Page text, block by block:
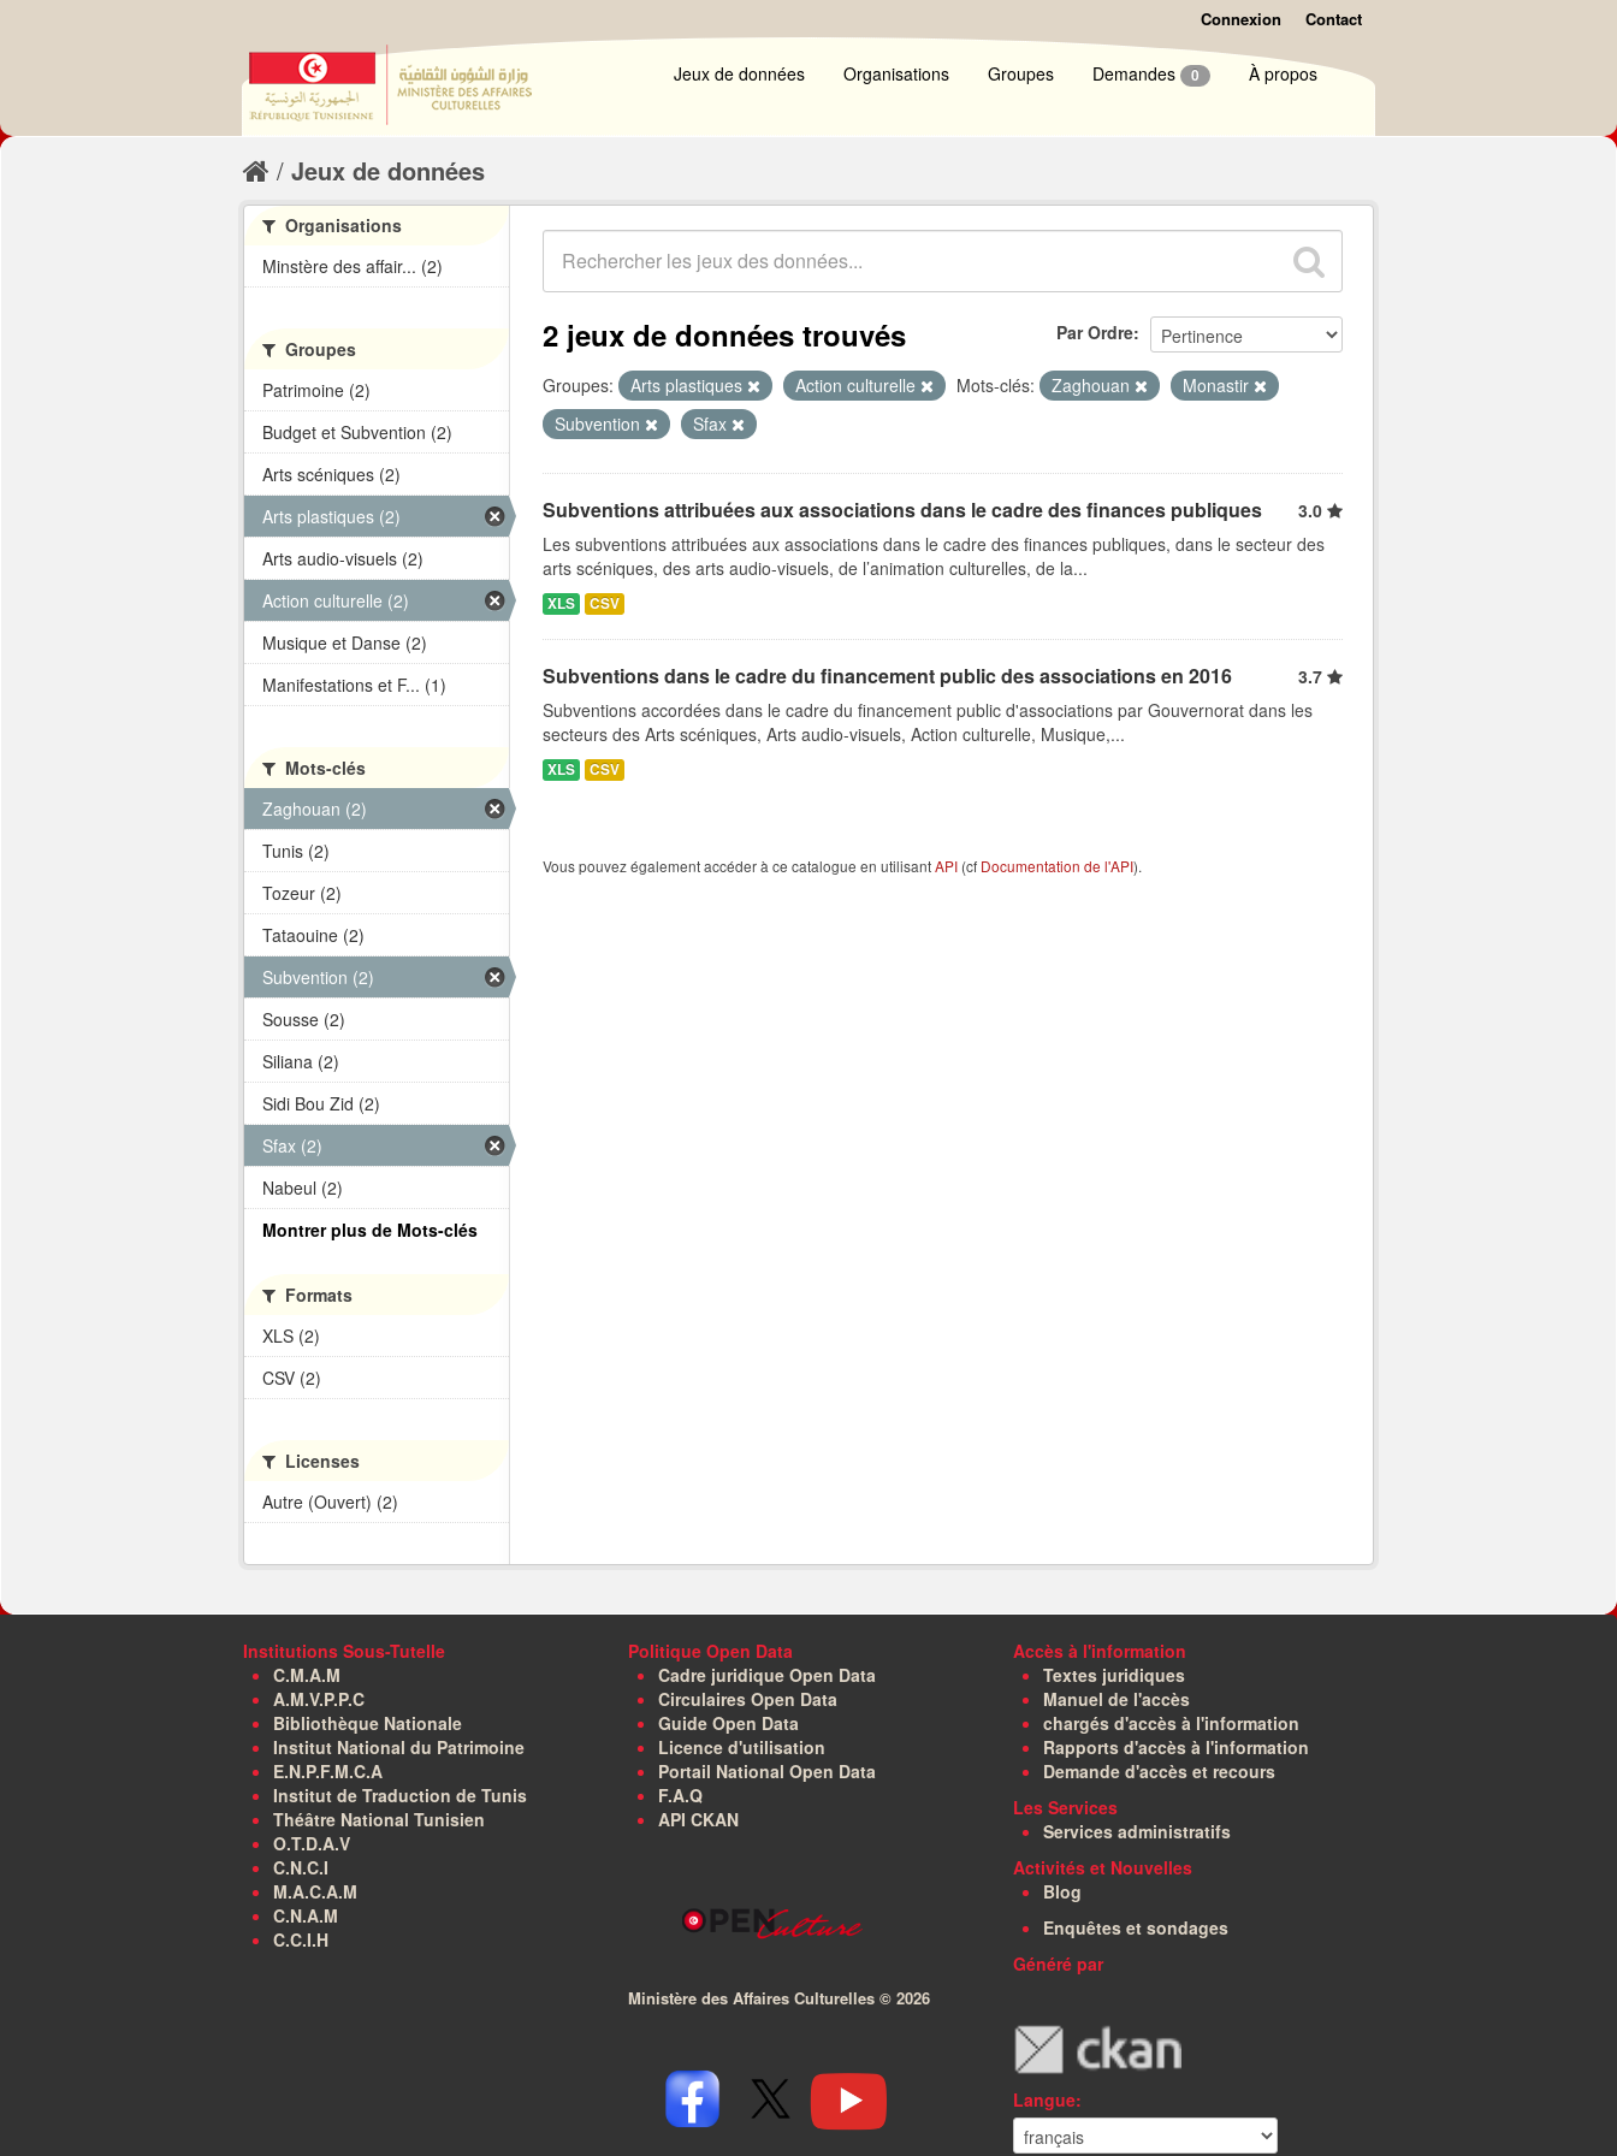
Connexion Contact
Jeux de données Organisations Groupes Demandes 0 À propos
Jeux de données
Par Ordre
2 jeux de données trouvés
Groupes: Arts plastiques Action culturelle Mots-clés: Zaghouan
Monastir
Subvention
Sfax
Subventions attribuées aux associations dans le cadre des finances publiques
3.0
Les subventions attribuées aux associations dans le cadre des finances publiques, dans le secteur des
arts scéniques, des arts audio-visuels, de l’animation culturelles, de la...
XLS CSV
Subventions dans le cadre du financement public des associations en 2016
3.7
Subventions accordées dans le cadre du financement public d'associations par Gouvernorat dans les
secteurs des Arts scéniques, Arts audio-visuels, Action culturelle, Musique,...
XLS CSV
Vous pouvez également accéder à ce catalogue en utilisantAPI (cf Documentation de l'API).
Organisations
Minstère des affair... (2)
Groupes
Patrimoine (2)
Budget et Subvention (2)
Arts scéniques (2)
Arts plastiques (2)
Arts audio-visuels (2)
Action culturelle (2)
Musique et Danse (2)
Manifestations et F... (1)
Mots-clés
Zaghouan (2)
Tunis (2)
Tozeur (2)
Tataouine (2)
Subvention (2)
Sousse (2)
Siliana (2)
Sidi Bou Zid (2)
Sfax (2)
Nabeul (2)
Montrer plus de Mots-clés
Formats
XLS (2)
CSV (2)
Licenses
Autre (Ouvert) (2)
Institutions Sous-Tutelle
C.M.A.M
A.M.V.P.P.C
Bibliothèque Nationale
Institut National du Patrimoine
E.N.P.F.M.C.A
Institut de Traduction de Tunis
Théâtre National Tunisien
O.T.D.A.V
C.N.C.I
M.A.C.A.M
C.N.A.M
C.C.I.H
Politique Open Data
Cadre juridique Open Data
Circulaires Open Data
Guide Open Data
Licence d'utilisation
Portail National Open Data
F.A.Q
API CKAN
Ministère des Affaires Culturelles © 2026
Accès à l'information
Textes juridiques
Manuel de l'accès
chargés d'accès à l'information
Rapports d'accès à l'information
Demande d'accès et recours
Les Services
Services administratifs
Activités et Nouvelles
Blog
Enquêtes et sondages
Généré par
Langue